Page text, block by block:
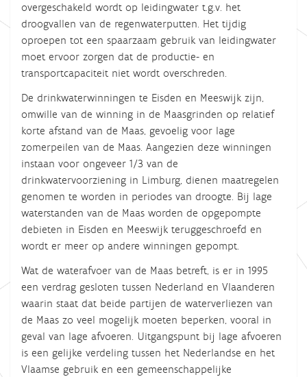
overgeschakeld wordt op leidingwater t.g.v. het
droogvallen van de regenwaterputten. Het tijdig
oproepen tot een spaarzaam gebruik van leidingwater
moet ervoor zorgen dat de productie- en
transportcapaciteit niet wordt overschreden.
De drinkwaterwinningen te Eisden en Meeswijk zijn,
omwille van de winning in de Maasgrinden op relatief
korte afstand van de Maas, gevoelig voor lage
zomerpeilen van de Maas. Aangezien deze winningen
instaan voor ongeveer 1/3 van de
drinkwatervoorziening in Limburg, dienen maatregelen
genomen te worden in periodes van droogte. Bij lage
waterstanden van de Maas worden de opgepompte
debieten in Eisden en Meeswijk teruggeschroefd en
wordt er meer op andere winningen gepompt.
Wat de waterafvoer van de Maas betreft, is er in 1995
een verdrag gesloten tussen Nederland en Vlaanderen
waarin staat dat beide partijen de waterverliezen van
de Maas zo veel mogelijk moeten beperken, vooral in
geval van lage afvoeren. Uitgangspunt bij lage afvoeren
is een gelijke verdeling tussen het Nederlandse en het
Vlaamse gebruik en een gemeenschappelijke